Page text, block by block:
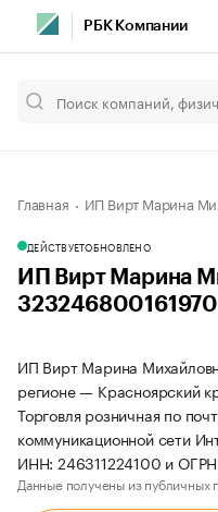
РБК Компании
Главная ИП Вирт Марина
ДЕЙСТВУЕТОБНОВЛЕНО
ИП Вирт Марина
323246800161970
ИП Вирт Марина
регионе — Красноярский
Торговля розничная по
коммуникационной сети
ИНН: 246311224100 и
Данные получены из публичных